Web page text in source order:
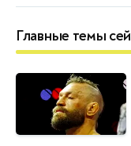
Главные темы